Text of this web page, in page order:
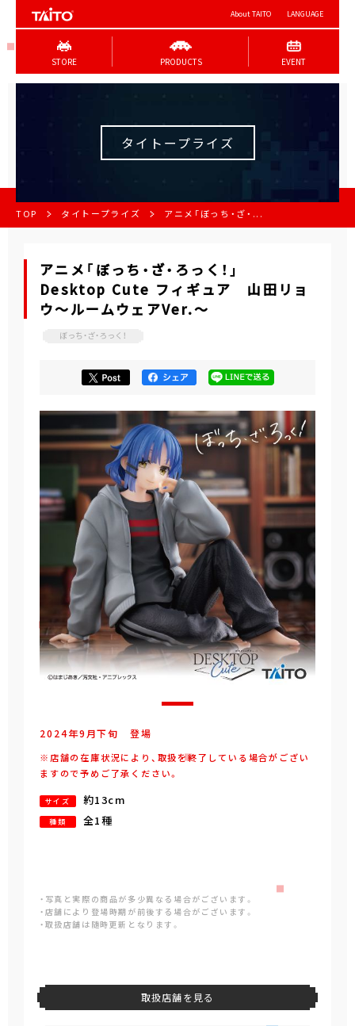
About TAITO LANGUAGE
STORE PRODUCTS EVENT
タイトープライズ
TOP タイトープライズ アニメ「ぼっち・ざ・...
アニメ「ぼっち・ざ・ろっく！」
Desktop Cute フィギュア 山田リョ
ウ～ルームウェアVer.～
ぼっち・ざ・ろっく！
2024年9 月下旬 登場
※店舗の在庫状況により、取扱を終了している場合がござい
ますので予めご了承ください。
サイズ 約13cm
種類 全1種
・写真と実際の商品が多少異なる場合がございます。
・店舗により登場時期が前後する場合がございます。
・取扱店舗は随時更新となります。
取扱店舗を見る